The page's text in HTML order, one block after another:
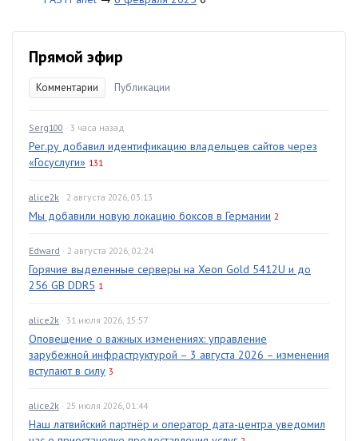
Прямой эфир
Комментарии Публикации
Serg100 · 3 часа назад
Рег.ру добавил идентификацию владельцев сайтов через
«Госуслуги» 131
alice2k · 2 августа 2026, 03:13
Мы добавили новую локацию боксов в Германии 2
Edward · 2 августа 2026, 02:24
Горячие выделенные серверы на Xeon Gold 5412U и до
256 GB DDR5 1
alice2k · 31 июля 2026, 15:57
Оповещение о важных изменениях: управление
зарубежной инфраструктурой – 3 августа 2026 – изменения
вступают в силу 3
alice2k · 25 июля 2026, 01:44
Наш латвийский партнёр и оператор дата-центра уведомил